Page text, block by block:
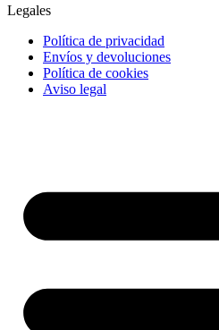
Legales
Política de privacidad
Envíos y devoluciones
Política de cookies
Aviso legal